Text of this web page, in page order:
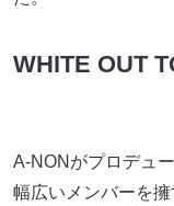
WHITE OUT
A-NONがプロデュ
幅広いメンバーを